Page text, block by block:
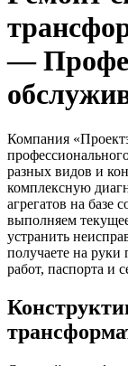
—
Компания
разных видов и
комплексную
агрегатов на базе
выполняем
устранить
получаете на
работ, паспорта и